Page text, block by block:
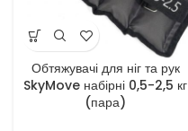
Обтяжувачі для ніг та рук
SkyMove набірні 0,5-2,5 кг
(пара)